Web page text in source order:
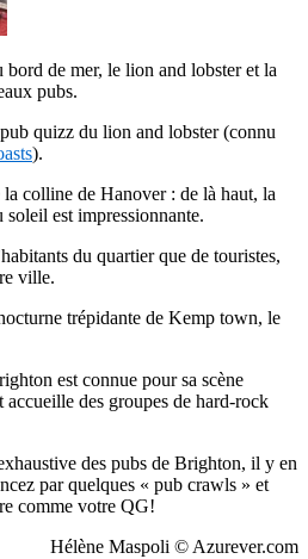
de mer, le lion and lobster et la
pubs.
quizz du lion and lobster (connu
).
colline de Hanover : de là haut, la
est impressionnante.
du quartier que de touristes,
ville.
trépidante de Kemp town, le
est connue pour sa scène
des groupes de hard-rock
des pubs de Brighton, il y en
par quelques « pub crawls » et
comme votre QG!
Hélène Maspoli © Azurever.com